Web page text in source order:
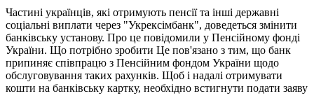
Частині українців, які отримують пенсії та інші державні
соціальні виплати через "Укрексімбанк", доведеться змінити
банківську установу. Про це повідомили у Пенсійному фонді
України. Що потрібно зробити Це пов'язано з тим, що банк
припиняє співпрацю з Пенсійним фондом України щодо
обслуговування таких рахунків. Щоб і надалі отримувати
кошти на банківську картку, необхідно встигнути подати заяву